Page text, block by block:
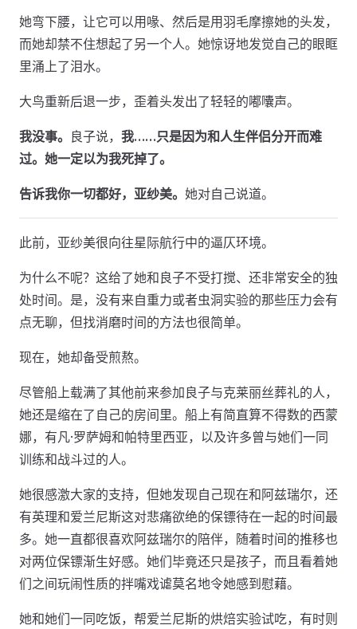
她弯下腰，让它可以用喙、然后是用羽毛摩擦她的头发，
而她却禁不住想起了另一个人。她惊讶地发觉自己的眼眶
里涌上了泪水。
大鸟重新后退一步，歪着头发出了轻轻的嘟囔声。
我没事。 良子说， 我……只是因为和人生伴侣分开而难
过。她一定以为我死掉了。
告诉我你一切都好，亚纱美。 她对自己说道。
此前，亚纱美很向往星际航行中的逼仄环境。
为什么不呢？这给了她和良子不受打搅、还非常安全的独
处时间。是，没有来自重力或者虫洞实验的那些压力会有
点无聊，但找消磨时间的方法也很简单。
现在，她却备受煎熬。
尽管船上载满了其他前来参加良子与克莱丽丝葬礼的人，
她还是缩在了自己的房间里。船上有简直算不得数的西蒙
娜，有凡·罗萨姆和帕特里西亚，以及许多曾与她们一同
训练和战斗过的人。
她很感激大家的支持，但她发现自己现在和阿兹瑞尔，还
有英理和爱兰尼斯这对悲痛欲绝的保镖待在一起的时间最
多。她一直都很喜欢阿兹瑞尔的陪伴，随着时间的推移也
对两位保镖渐生好感。她们毕竟还只是孩子，而且看着她
们之间玩闹性质的拌嘴戏谑莫名地令她感到慰藉。
她和她们一同吃饭，帮爱兰尼斯的烘焙实验试吃，有时则